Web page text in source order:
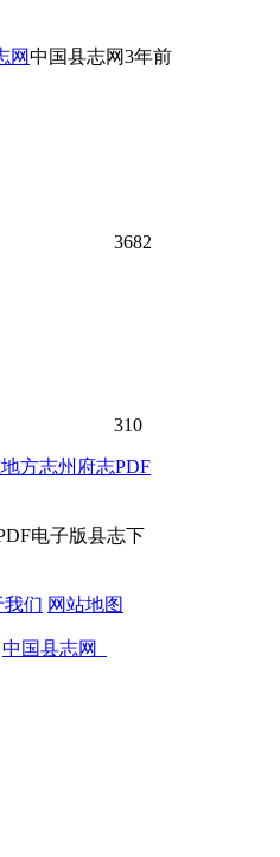
中国县志网3年前
3682
310
电子版县志下
我们 网站地图
中国县志网